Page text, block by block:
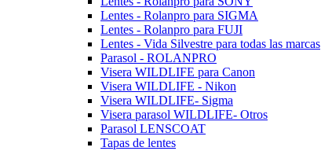
Lentes - Rolanpro para SIGMA
Lentes - Rolanpro para FUJI
Lentes - Vida Silvestre para todas las marcas
Parasol - ROLANPRO
Visera WILDLIFE para Canon
Visera WILDLIFE - Nikon
Visera WILDLIFE- Sigma
Visera parasol WILDLIFE- Otros
Parasol LENSCOAT
Tapas de lentes